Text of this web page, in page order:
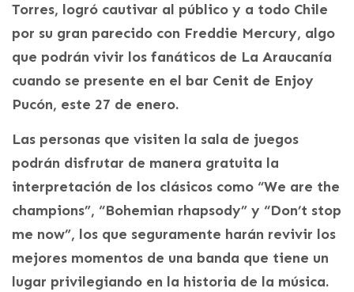
Torres, logró cautivar al público y a todo Chile
por su gran parecido con Freddie Mercury, algo
que podrán vivir los fanáticos de La Araucanía
cuando se presente en el bar Cenit de Enjoy
Pucón, este 27 de enero.
Las personas que visiten la sala de juegos
podrán disfrutar de manera gratuita la
interpretación de los clásicos como “We are the
champions”, “Bohemian rhapsody” y “Don’t stop
me now”, los que seguramente harán revivir los
mejores momentos de una banda que tiene un
lugar privilegiando en la historia de la música.